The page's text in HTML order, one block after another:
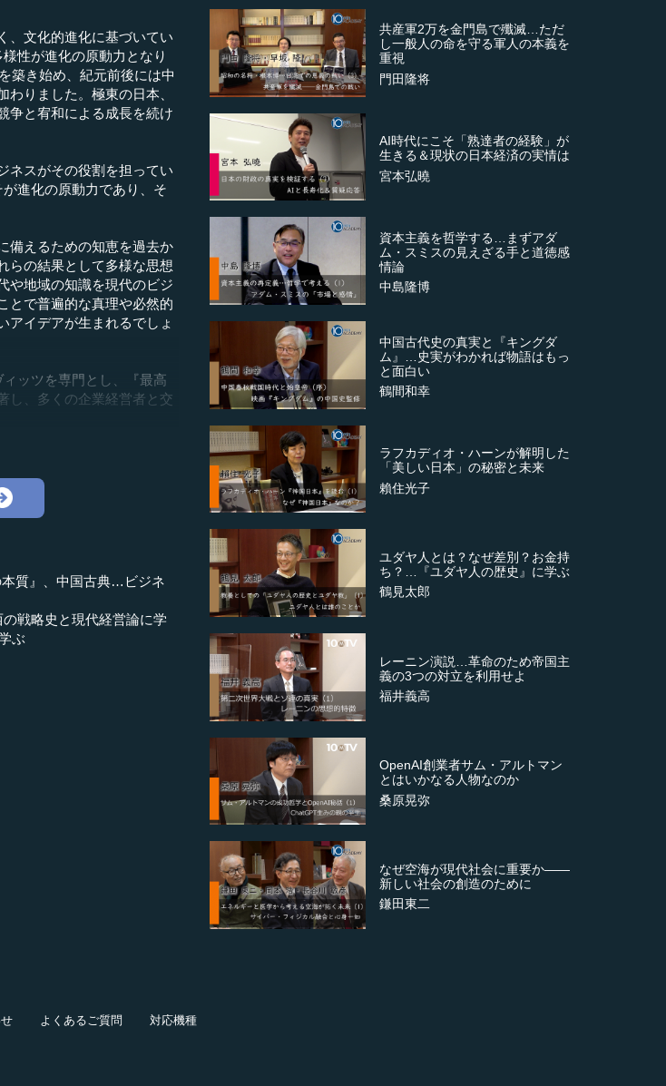
、文化的進化に基づいてい
性が進化の原動力となり
築き始め、紀元前後には中
りました。極東の日本、
争と宥和による成長を続け
ネスがその役割を担ってい
進化の原動力であり、そ
備えるための知恵を過去か
らの結果として多様な思想
や地域の知識を現代のビジ
とで普遍的な真理や必然的
アイデアが生まれるでしょ
ッツを専門とし、『最高
、多くの企業経営者と交
本質』、中国古典…ビジネ
戦略史と現代経営論に学
ぶ
共産軍2万を金門島で殲滅…ただ
し一般人の命を守る軍人の本義を
重視
門田隆将
AI時代にこそ「熟達者の経験」が
生きる＆現状の日本経済の実情は
宮本弘曉
資本主義を哲学する…まずアダ
ム・スミスの見えざる手と道徳感
情論
中島隆博
中国古代史の真実と『キングダ
ム』…史実がわかれば物語はもっ
と面白い
鶴間和幸
ラフカディオ・ハーンが解明した
「美しい日本」の秘密と未来
賴住光子
ユダヤ人とは？なぜ差別？お金持
ち？…『ユダヤ人の歴史』に学ぶ
鶴見太郎
レーニン演説…革命のため帝国主
義の3つの対立を利用せよ
福井義高
OpenAI創業者サム・アルトマン
とはいかなる人物なのか
桑原晃弥
なぜ空海が現代社会に重要か――
新しい社会の創造のために
鎌田東二
よくあるご質問
対応機種